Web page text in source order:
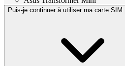
Puis-je continuer à utiliser ma carte SIM